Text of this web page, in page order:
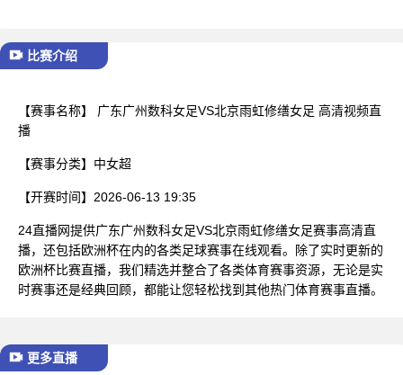
比赛介绍
【赛事名称】
广东广州数科女足VS北京雨虹修缮女足 高清视频直
播
【赛事分类】 中女超
【开赛时间】 2026-06-13 19:35
24直播网提供广东广州数科女足VS北京雨虹修缮女足赛事高清直
播，还包括欧洲杯在内的各类足球赛事在线观看。除了实时更新的
欧洲杯比赛直播，我们精选并整合了各类体育赛事资源，无论是实
时赛事还是经典回顾，都能让您轻松找到其他热门体育赛事直播。
更多直播